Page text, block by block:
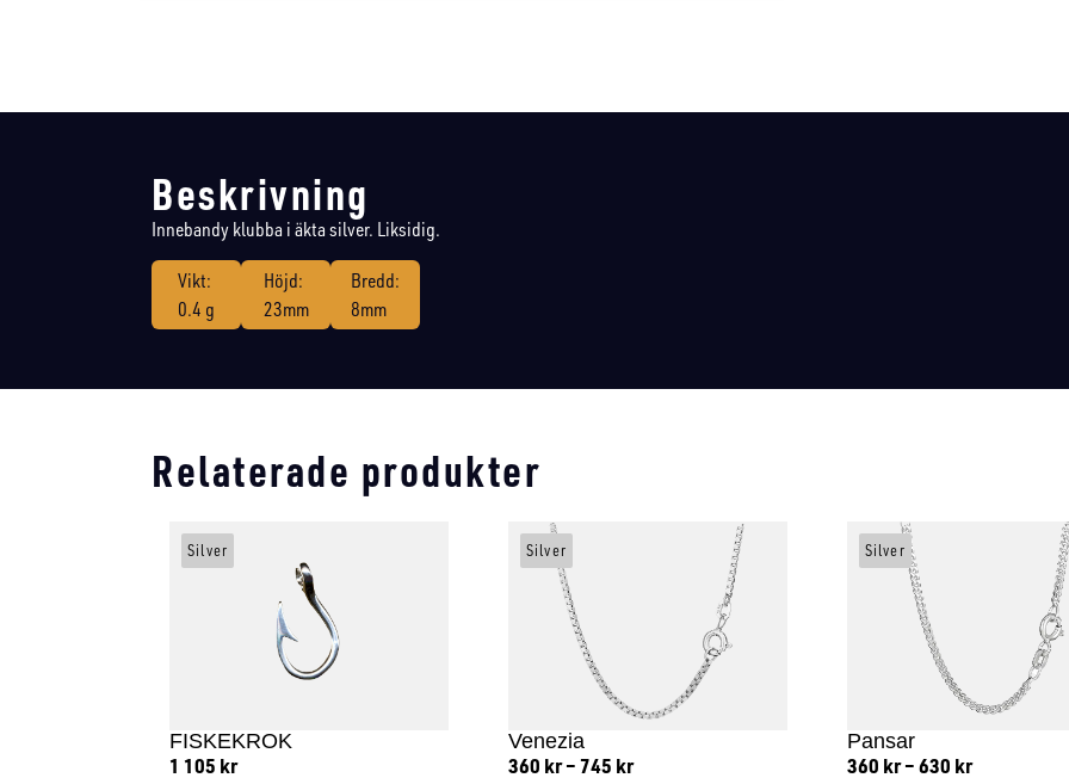
Beskrivning
Innebandy klubba i äkta silver. Liksidig.
Vikt:
0.4 g
Höjd:
23mm
Bredd:
8mm
Relaterade produkter
FISKEKROK
1 105 kr
Silver
Venezia
360 kr –745 kr
Silver
Pansar
360 kr –630 kr
Silver